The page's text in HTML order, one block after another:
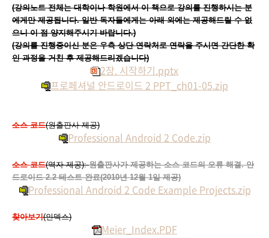
(강의노트 전체는 대학이나 학원에서 이 책으로 강의를 진행하시는 분
에게만 제공됩니다. 일반 독자들에게는 아래 외에는 제공해드릴 수 없
으니 이 점 양지해주시기 바랍니다.)
(강의를 진행중이신 분은 우측 상단 연락처로 연락을 주시면 간단한 확
인 과정을 거친 후 제공해드리겠습니다)
2장. 시작하기.pptx
프로페셔널 안드로이드 2 PPT_ch01-05.zip
소스 코드(원출판사 제공)
Professional Android 2 Code.zip
소스 코드(역자 제공):원출판사가 제공하는 소스 코드의 오류 해결. 안
드로이드 2.2 테스트 완료(2010년 12월 1일 제공)
Professional Android 2 Code Example Projects.zip
찾아보기(인덱스)
Meier_Index.PDF